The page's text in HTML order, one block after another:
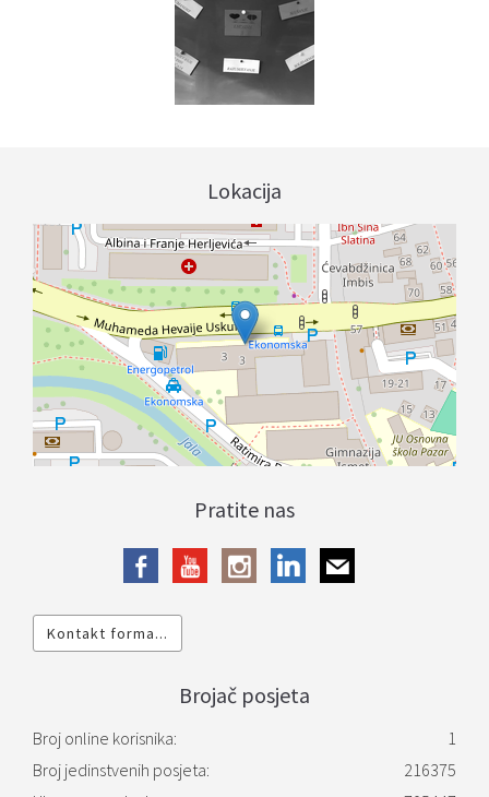
Lokacija
Pratite nas
Kontakt forma...
Brojač posjeta
Broj online korisnika:
1
Broj jedinstvenih posjeta:
216375